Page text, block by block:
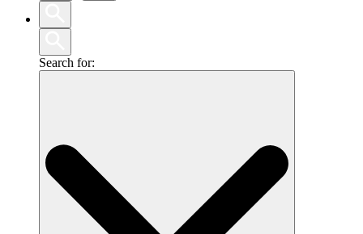
Search for: